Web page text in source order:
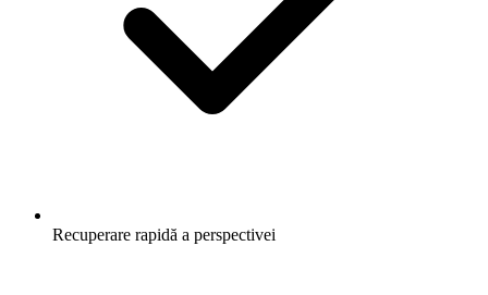
Recuperare rapidă a perspectivei